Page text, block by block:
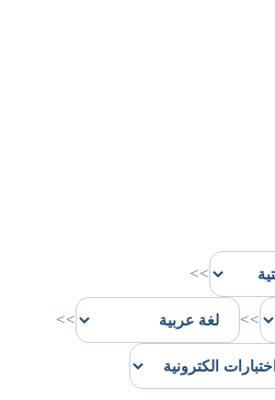
>>
>>
>>